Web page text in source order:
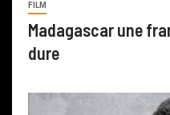
FILM
Madagascar une
dure